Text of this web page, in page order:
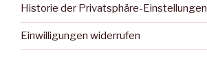
Historie der Privatsphäre-Einstellungen
Einwilligungen widerrufen